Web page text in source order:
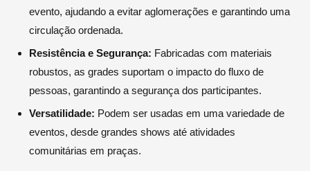
evento, ajudando a evitar aglomerações e garantindo uma
circulação ordenada.
Resistência e Segurança: Fabricadas com materiais
robustos, as grades suportam o impacto do fluxo de
pessoas, garantindo a segurança dos participantes.
Versatilidade: Podem ser usadas em uma variedade de
eventos, desde grandes shows até atividades
comunitárias em praças.